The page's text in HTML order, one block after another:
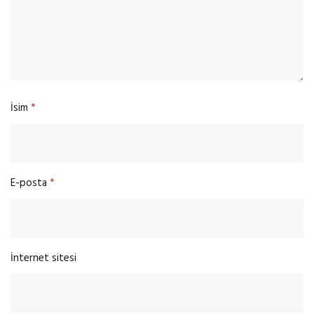
İsim *
E-posta *
İnternet sitesi